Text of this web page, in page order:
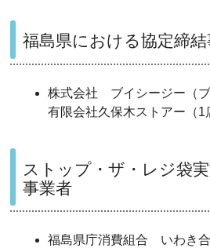
福島県における協定締
株式会社 ブイシージー（ブ
有限会社久保木ストアー（1
ストップ・ザ・レジ袋
事業者
福島県庁消費組合 いわき合